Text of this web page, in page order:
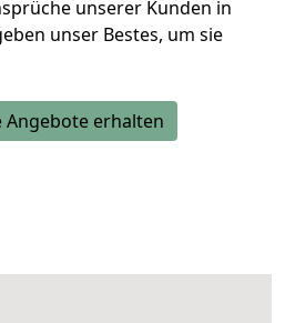
unserer Kunden in
unser Bestes, um sie
Angebote erhalten